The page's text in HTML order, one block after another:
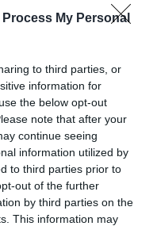
Process My Personal
to third parties, or
information for
the below opt-out
note that after your
continue seeing
information utilized by
to third parties prior to
out of the further
by third parties on the
This information may